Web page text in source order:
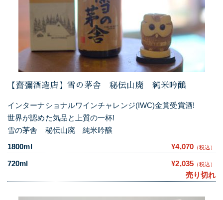
【齋彌酒造店】雪の茅舎 秘伝山廃 純米吟醸
インターナショナルワインチャレンジ(IWC)金賞受賞酒!
世界が認めた気品と上質の一杯!
雪の茅舎 秘伝山廃 純米吟醸
1800ml
¥4,070 （税込）
720ml ¥2,035 （税込）
売り切れ